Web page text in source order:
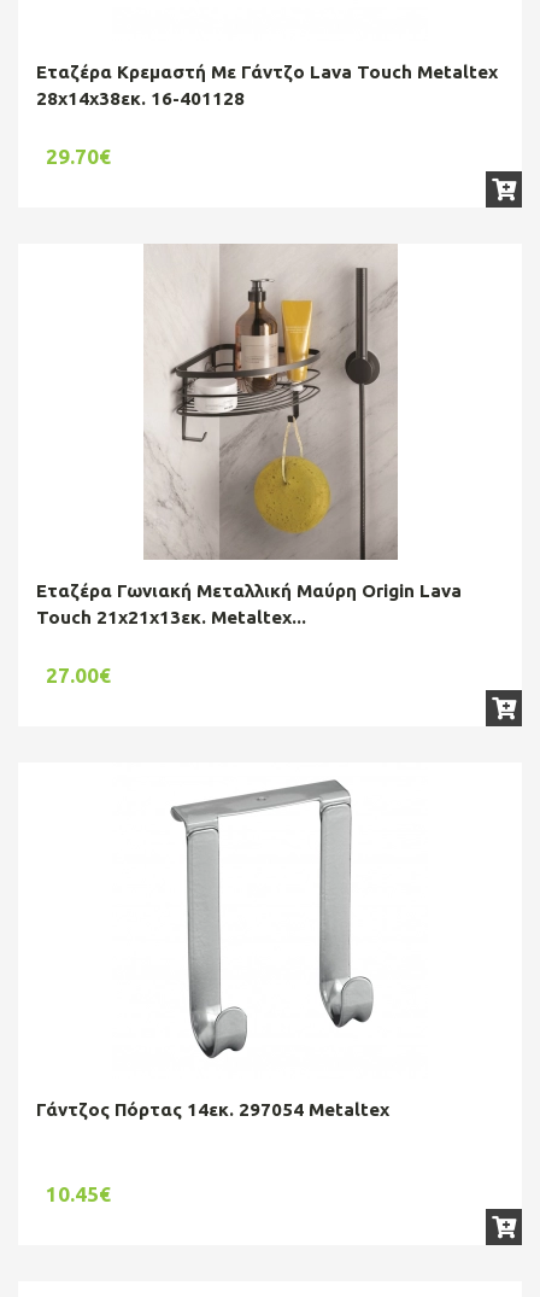
Εταζέρα Κρεμαστή Με Γάντζο Lava Touch Metaltex
28x14x38εκ. 16-401128
29.70€
Εταζέρα Γωνιακή Μεταλλική Μαύρη Origin Lava
Touch 21x21x13εκ. Metaltex...
27.00€
Γάντζος Πόρτας 14εκ. 297054 Metaltex
10.45€